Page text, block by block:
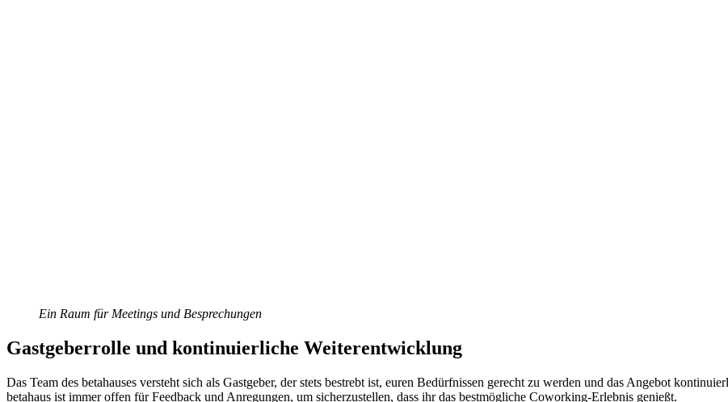
Ein Raum für Meetings und Besprechungen
Gastgeberrolle und kontinuierliche Weiterentwicklung
Das Team des betahauses versteht sich als Gastgeber, der stets bestrebt ist, euren Bedürfnissen gerecht zu werden und das Angebot
betahaus ist immer offen für Feedback und Anregungen, um sicherzustellen, dass ihr das bestmögliche Coworking-Erlebnis genießt.